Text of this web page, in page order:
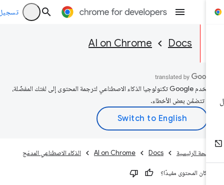
تسجيل
Docs
AI on Chrome
تستخدم Google تكنولوجيا الذكاء الاصطناعي لترجمة المحتوى إلى لغتك المفضّلة،
تتضمّن بعض الأخطاء.
الرئيسية Docs
AI on Chrome الذكاء الاصطناعي المدمَج
كان المحتوى مفيدًا؟